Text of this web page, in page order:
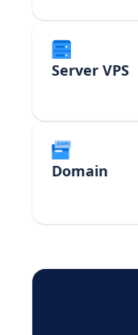
Server VPS
Domain